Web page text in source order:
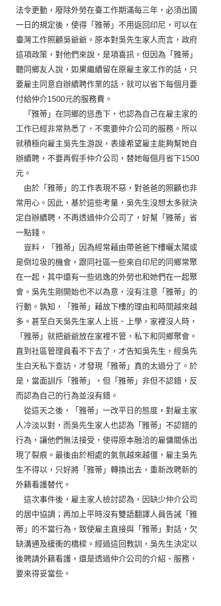
法令更動，廢除外勞在臺工作期滿每三年，必須出國
一日的規定後，使得「雅蒂」不用返回印尼，可以在
臺灣工作照顧吳爺爺。原本對吳先生家人而言，政府
這項政策，對他們來說，是項喜訊。但因為「雅蒂」
聽同鄉友人說，如果繼續留在原雇主家工作的話，只
要雇主同意自辦續聘作業的話，就可以省下每個月要
付給仲介1500元的服務費。
「雅蒂」在同鄉的慫恿下，也認為自己在雇主家的
工作已經非常熟悉了，不需要仲介公司的服務。所以
就積極向雇主吳先生游說，表達希望雇主能夠幫她自
辦續聘，不要再假手仲介公司，替她每個月省下1500
元。
由於「雅蒂」的工作表現不惡，對爸爸的照顧也非
常用心。因此，基於這些考量，吳先生沒想太多就決
定自辦續聘，不再透過仲介公司了，好幫「雅蒂」省
一點錢。
豈料，「雅蒂」因為經常藉由帶爸爸下樓曬太陽或
是倒垃圾的機會，跟同社區一些來自印尼的同鄉常聚
在一起，其中還有一些逃逸的外勞也和她們在一起聚
會。吳先生剛開始也不以為意，沒有注意「雅蒂」的
行動。孰知，「雅蒂」藉故下樓的理由和時間越來越
多。甚至白天吳先生家人上班、上學，家裡沒人時，
「雅蒂」就把爺爺放在家裡不管，私下和同鄉聚會。
直到社區管理員看不下去了，才告知吳先生，經吳先
生白天私下查訪，才發現「雅蒂」真的太過分了。於
是，當面訓斥「雅蒂」，但「雅蒂」非但不認錯，反
而認為自己的行為並沒有錯。
從這天之後，「雅蒂」一改平日的態度，對雇主家
人冷淡以對，而吳先生家人也認為「雅蒂」不認錯的
行為，讓他們無法接受，使得原本融洽的雇傭關係出
現了裂痕。最後由於相處的氣氛越來越僵，雇主吳先
生不得以，只好將「雅蒂」轉換出去，重新改聘新的
外籍看護替代。
這次事件後，雇主家人檢討認為，因缺少仲介公司
的居中協調；再加上平時沒有雙語翻譯人員告誡「雅
蒂」的不當行為，致使雇主直接與「雅蒂」對話，欠
缺溝通及緩衝的橋樑。經過這回教訓，吳先生決定以
後聘請外籍看護，還是透過仲介公司的介紹、服務，
要來得妥當些。